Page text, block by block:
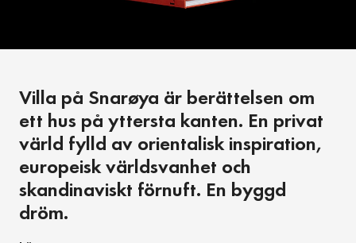
Villa på Snarøya är berättelsen om
ett hus på yttersta kanten. En privat
värld fylld av orientalisk inspiration,
europeisk världsvanhet och
skandinaviskt förnuft. En byggd
dröm.